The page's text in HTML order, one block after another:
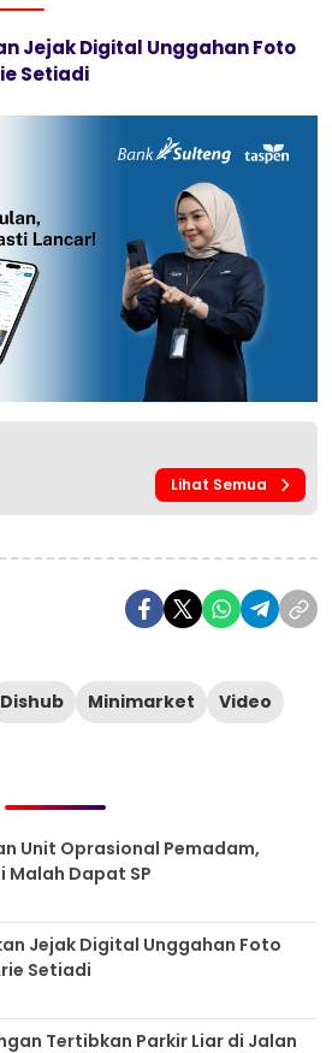
Jejak Digital Unggahan Foto
Setiadi
Lihat Semua
Dishub Minimarket
Video
Unit Oprasional Pemadam,
Malah Dapat SP
Jejak Digital Unggahan Foto
Setiadi
Tertibkan Parkir Liar di Jalan